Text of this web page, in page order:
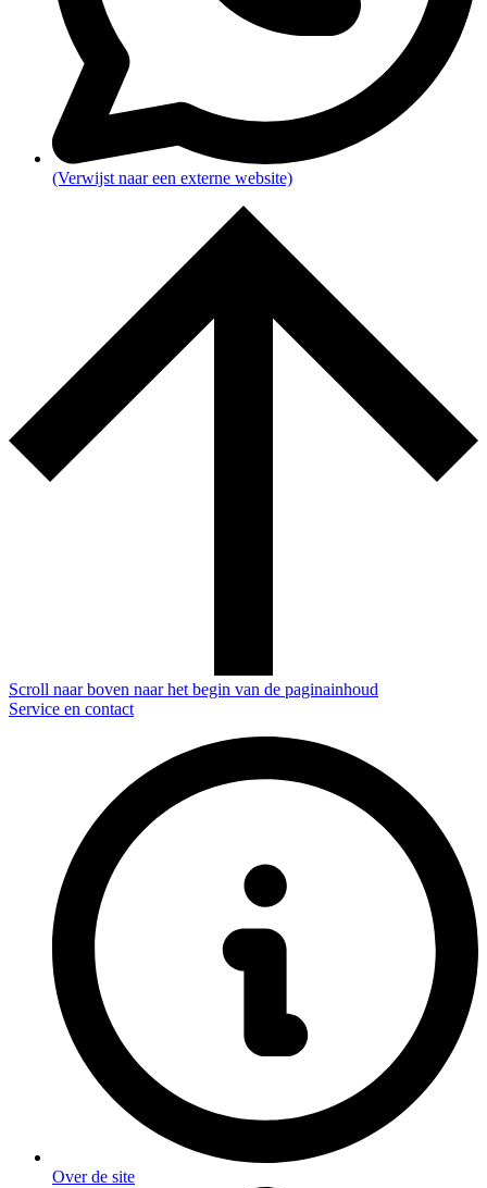
(Verwijst naar een externe website)
Scroll naar boven naar het begin van de paginainhoud
Service en contact
Over de site